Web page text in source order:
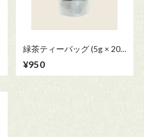
緑茶ティーバッグ (5g × 20
¥950